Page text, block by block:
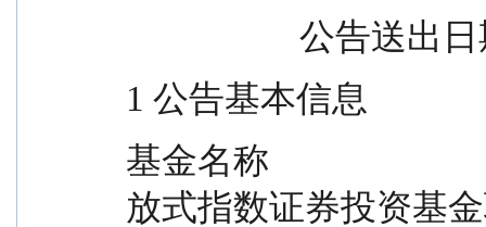
1 公告基本信息
基金名称
放式指数证券投资基